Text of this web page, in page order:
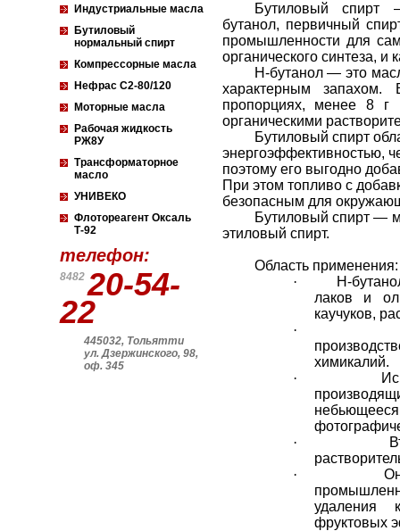
Индустриальные масла
Бутиловый
нормальный спирт
Компрессорные масла
Нефрас С2-80/120
Моторные масла
Рабочая жидкость
РЖ8У
Трансформаторное
масло
УНИВЕКО
Флотореагент Оксаль
Т-92
телефон:
848220-54-
22
445032, Тольятти
ул. Дзержинского, 98,
оф. 345
Бутиловый спирт
бутанол, первичный
промышленности для
органического синтеза, и
Н-бутанол — это
характерным
пропорциях, менее 8
органическими
Бутиловый спирт
энергоэффективностью,
поэтому его выгодно
При этом топливо с
безопасным для
Бутиловый спирт —
этиловый спирт.
Область применения:
·
Н-
лаков и
каучуков,
·
химикалий.
·
·
·
удаления
фруктовых